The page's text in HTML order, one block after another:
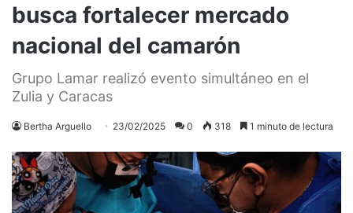
busca fortalecer mercado
nacional del camarón
Grupo Lamar realizó evento simultáneo en el
Zulia y Caracas
Bertha Arguello 23/02/2025 0 318 1 minuto de lectura